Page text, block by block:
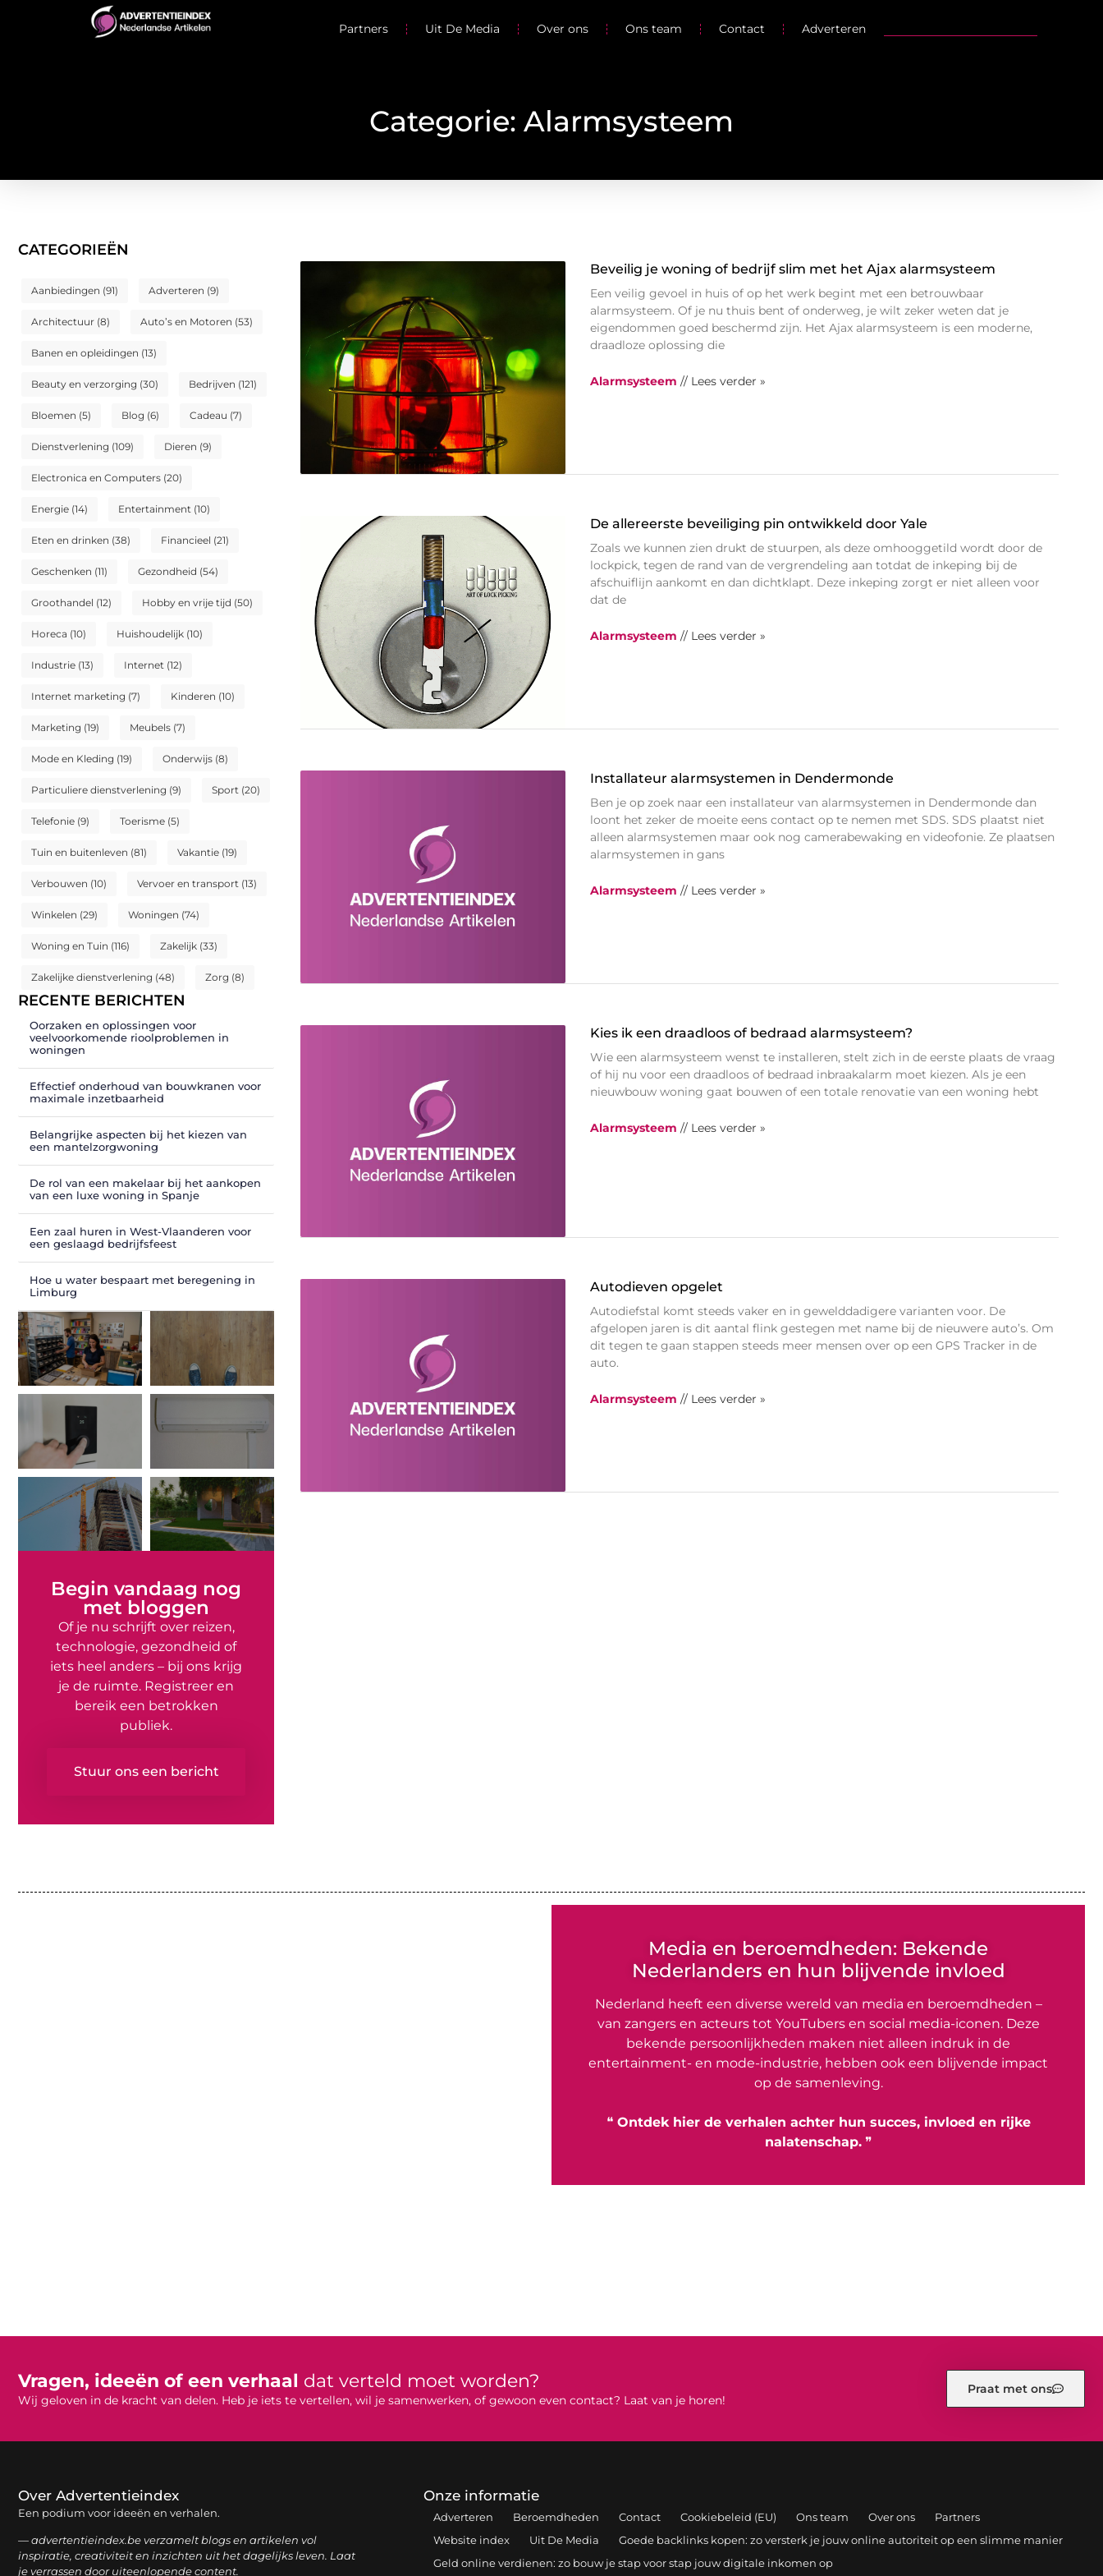
Partners Uit De Media Over ons Ons team Contact Adverteren
Categorie: Alarmsysteem
CATEGORIEËN
Aanbiedingen (91) Adverteren (9)
Architectuur (8) Auto’s en Motoren (53)
Banen en opleidingen (13)
Beauty en verzorging (30) Bedrijven (121)
Bloemen (5) Blog (6) Cadeau (7)
Dienstverlening (109) Dieren (9)
Electronica en Computers (20)
Energie (14) Entertainment (10)
Eten en drinken (38) Financieel (21)
Geschenken (11) Gezondheid (54)
Groothandel (12) Hobby en vrije tijd (50)
Horeca (10) Huishoudelijk (10)
Industrie (13) Internet (12)
Internet marketing (7) Kinderen (10)
Marketing (19) Meubels (7)
Mode en Kleding (19) Onderwijs (8)
Particuliere dienstverlening (9) Sport (20)
Telefonie (9) Toerisme (5)
Tuin en buitenleven (81) Vakantie (19)
Verbouwen (10) Vervoer en transport (13)
Winkelen (29) Woningen (74)
Woning en Tuin (116) Zakelijk (33)
Zakelijke dienstverlening (48) Zorg (8)
RECENTE BERICHTEN
Oorzaken en oplossingen voor
veelvoorkomende rioolproblemen in
woningen
Effectief onderhoud van bouwkranen voor
maximale inzetbaarheid
Belangrijke aspecten bij het kiezen van
een mantelzorgwoning
De rol van een makelaar bij het aankopen
van een luxe woning in Spanje
Een zaal huren in West-Vlaanderen voor
een geslaagd bedrijfsfeest
Hoe u water bespaart met beregening in
Limburg
Begin vandaag nog
met bloggen
Of je nu schrijft over reizen,
technologie, gezondheid of
iets heel anders – bij ons krijg
je de ruimte. Registreer en
bereik een betrokken
publiek.
Stuur ons een bericht
Beveilig je woning of bedrijf slim met het Ajax alarmsysteem
Een veilig gevoel in huis of op het werk begint met een betrouwbaar
alarmsysteem. Of je nu thuis bent of onderweg, je wilt zeker weten dat je
eigendommen goed beschermd zijn. Het Ajax alarmsysteem is een moderne,
draadloze oplossing die
Alarmsysteem // Lees verder »
De allereerste beveiliging pin ontwikkeld door Yale
Zoals we kunnen zien drukt de stuurpen, als deze omhooggetild wordt door de
lockpick, tegen de rand van de vergrendeling aan totdat de inkeping bij de
afschuiflijn aankomt en dan dichtklapt. Deze inkeping zorgt er niet alleen voor
dat de
Alarmsysteem // Lees verder »
Installateur alarmsystemen in Dendermonde
Ben je op zoek naar een installateur van alarmsystemen in Dendermonde dan
loont het zeker de moeite eens contact op te nemen met SDS. SDS plaatst niet
alleen alarmsystemen maar ook nog camerabewaking en videofonie. Ze plaatsen
alarmsystemen in gans
Alarmsysteem // Lees verder »
Kies ik een draadloos of bedraad alarmsysteem?
Wie een alarmsysteem wenst te installeren, stelt zich in de eerste plaats de vraag
of hij nu voor een draadloos of bedraad inbraakalarm moet kiezen. Als je een
nieuwbouw woning gaat bouwen of een totale renovatie van een woning hebt
Alarmsysteem // Lees verder »
Autodieven opgelet
Autodiefstal komt steeds vaker en in gewelddadigere varianten voor. De
afgelopen jaren is dit aantal flink gestegen met name bij de nieuwere auto’s. Om
dit tegen te gaan stappen steeds meer mensen over op een GPS Tracker in de
auto.
Alarmsysteem // Lees verder »
Media en beroemdheden: Bekende
Nederlanders en hun blijvende invloed
Nederland heeft een diverse wereld van media en beroemdheden –
van zangers en acteurs tot YouTubers en social media-iconen. Deze
bekende persoonlijkheden maken niet alleen indruk in de
entertainment- en mode-industrie, hebben ook een blijvende impact
op de samenleving.
❝ Ontdek hier de verhalen achter hun succes, invloed en rijke
nalatenschap.❞
Vragen, ideeën of een verhaal dat verteld moet worden?
Wij geloven in de kracht van delen. Heb je iets te vertellen, wil je samenwerken, of gewoon even contact? Laat van je horen!
Praat met ons
Over Advertentieindex
Een podium voor ideeën en verhalen.
— advertentieindex.be verzamelt blogs en artikelen vol
inspiratie, creativiteit en inzichten uit het dagelijks leven. Laat
je verrassen door uiteenlopende content.
Onze informatie
Adverteren Beroemdheden Contact Cookiebeleid (EU) Ons team Over ons
Partners
Website index
Uit De Media
Goede backlinks kopen: zo versterk je jouw online autoriteit op een slimme manier
Geld online verdienen: zo bouw je stap voor stap jouw digitale inkomen op